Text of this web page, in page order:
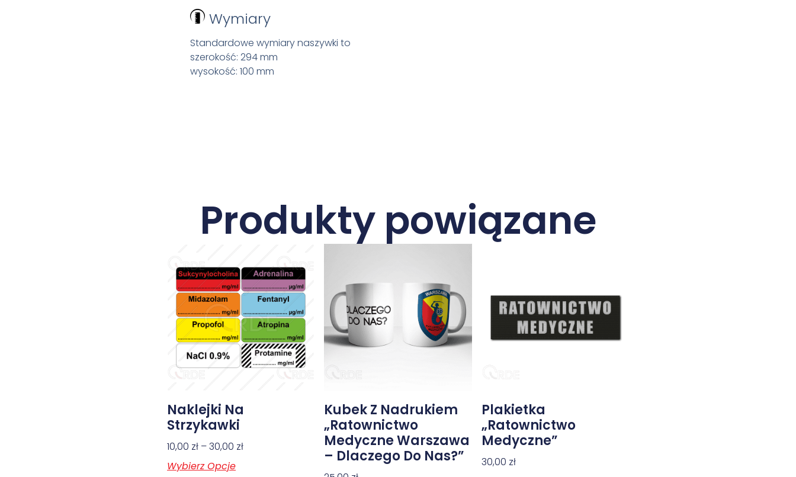
Wymiary
Standardowe wymiary naszywki to
szerokość: 294 mm
wysokość: 100 mm
Produkty powiązane
Naklejki Na
Strzykawki
10,00 zł –30,00 zł
Wybierz Opcje
Kubek Z Nadrukiem
„Ratownictwo
Medyczne Warszawa
– Dlaczego Do Nas?”
Plakietka
„Ratownictwo
Medyczne”
30,00 zł